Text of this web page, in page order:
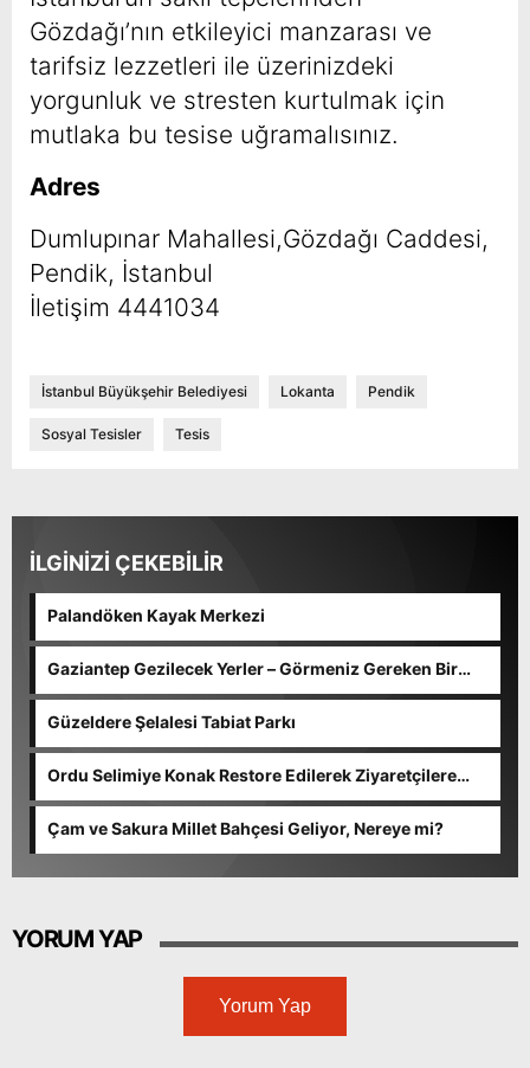
Gözdağı’nın etkileyici manzarası ve
tarifsiz lezzetleri ile üzerinizdeki
yorgunluk ve stresten kurtulmak için
mutlaka bu tesise uğramalısınız.
Adres
Dumlupınar Mahallesi,Gözdağı Caddesi,
Pendik, İstanbul
İletişim 4441034
İstanbul Büyükşehir Belediyesi Lokanta Pendik
Sosyal Tesisler Tesis
İLGİNİZİ ÇEKEBİLİR
Palandöken Kayak Merkezi
Gaziantep Gezilecek Yerler – Görmeniz Gereken Bir
Güzeldere Şelalesi Tabiat Parkı
Ordu Selimiye Konak Restore Edilerek Ziyaretçilere
Çam ve Sakura Millet Bahçesi Geliyor, Nereye mi?
YORUM YAP
Yorum Yap